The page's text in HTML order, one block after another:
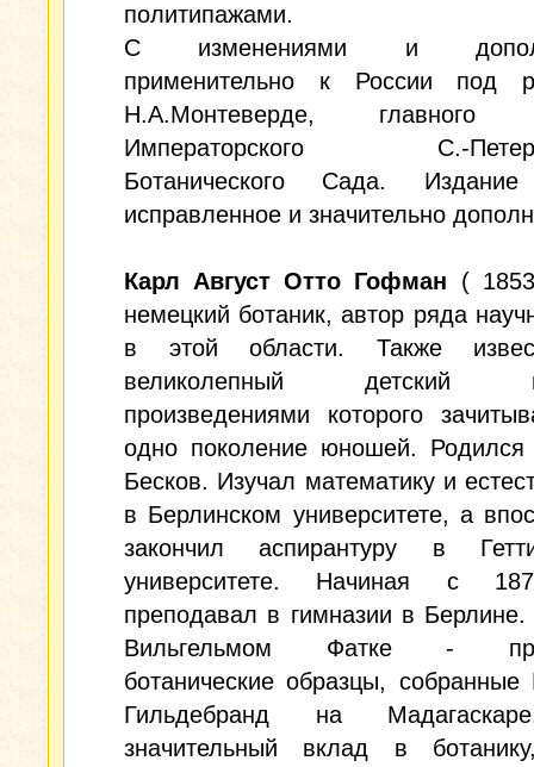
политипажами.
С изменениями и
применительно к России под
Н.А.Монтеверде, главного
Императорского С.-
Ботанического Сада.
исправленное и значительно
Карл Август Отто Гофман (
немецкий ботаник, автор ряда
в этой области. Также
великолепный детский
произведениями которого
одно поколение юношей. Родился
Бесков. Изучал математику и
в Берлинском университете, а
закончил аспирантуру в
университете. Начиная с
преподавал в гимназии в
Вильгельмом Фатке -
ботанические образцы, собранные
Гильдебранд на
значительный вклад в